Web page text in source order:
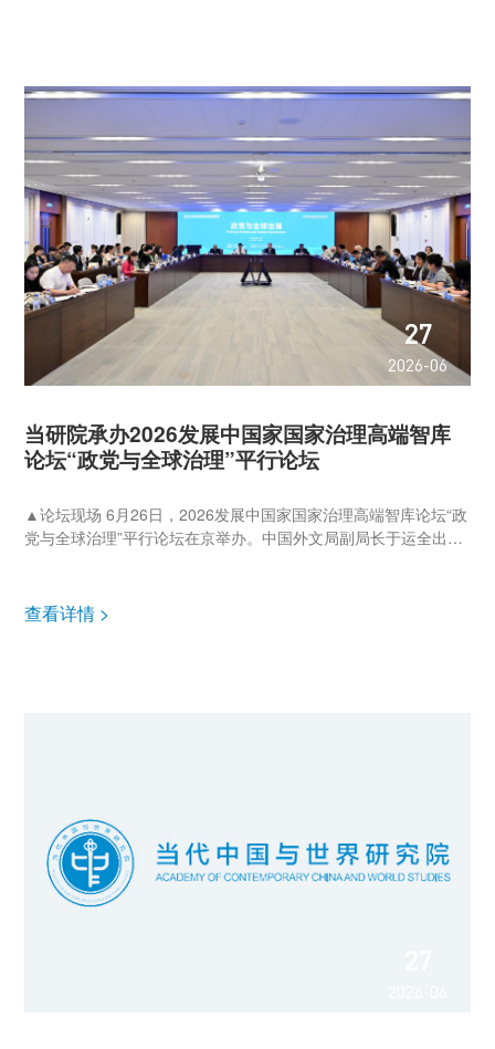
27
2026-06
当研院承办2026发展中国家国家治理高端智库
论坛“政党与全球治理”平行论坛
▲论坛现场 6月26日，2026发展中国家国家治理高端智库论坛“政
党与全球治理”平行论坛在京举办。中国外文局副局长于运全出席
当...
查看详情 >